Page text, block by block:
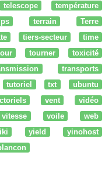
telescope
température
terrain
Terre
tiers-secteur
time
tourner
toxicité
transports
tutoriel txt
ubuntu
vent
vidéo
vitesse voile
web
yield
yinohost